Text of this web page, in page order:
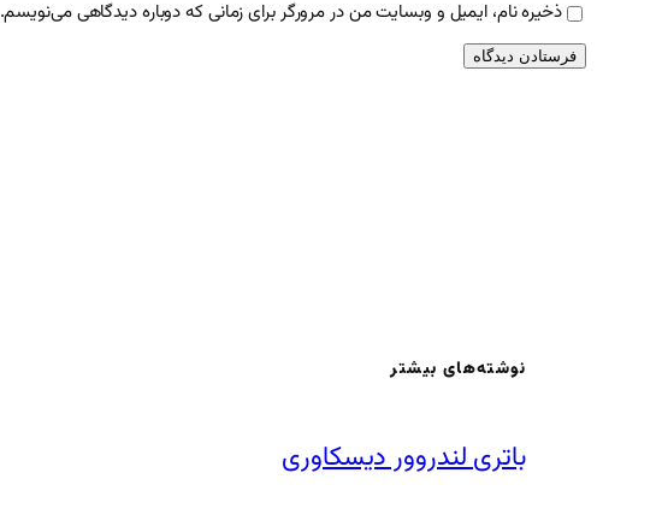
ذخیره نام، ایمیل و وبسایت من در مرورگر برای زمانی که دوباره دیدگاهی می‌نویسم.
نوشته‌های بیشتر
باتری لندروور دیسکاوری